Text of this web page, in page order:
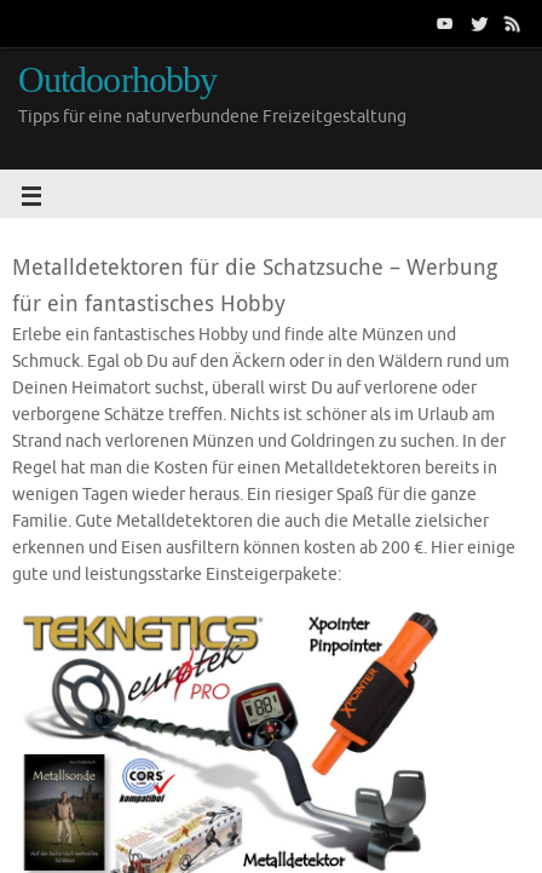
Outdoorhobby
Tipps für eine naturverbundene Freizeitgestaltung
Metalldetektoren für die Schatzsuche – Werbung
für ein fantastisches Hobby
Erlebe ein fantastisches Hobby und finde alte Münzen und
Schmuck. Egal ob Du auf den Äckern oder in den Wäldern rund um
Deinen Heimatort suchst, überall wirst Du auf verlorene oder
verborgene Schätze treffen. Nichts ist schöner als im Urlaub am
Strand nach verlorenen Münzen und Goldringen zu suchen. In der
Regel hat man die Kosten für einen Metalldetektoren bereits in
wenigen Tagen wieder heraus. Ein riesiger Spaß für die ganze
Familie. Gute Metalldetektoren die auch die Metalle zielsicher
erkennen und Eisen ausfiltern können kosten ab 200 €. Hier einige
gute und leistungsstarke Einsteigerpakete: